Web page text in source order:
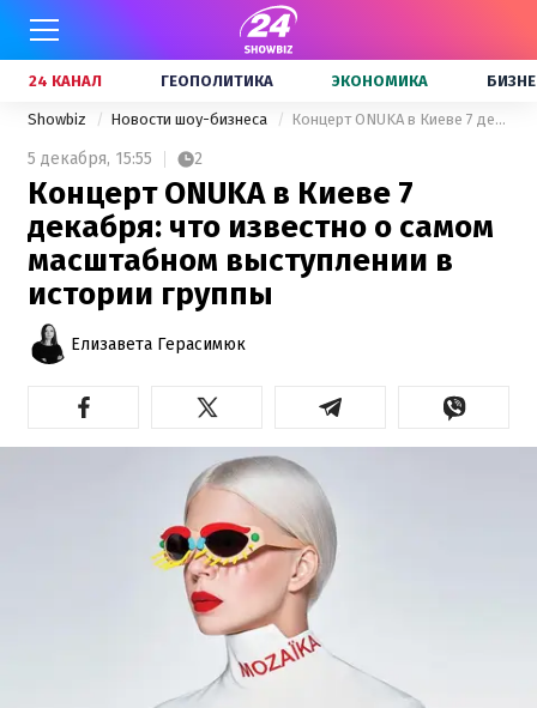
24 КАНАЛ ГЕОПОЛИТИКА ЭКОНОМИКА
Showbiz Новости шоу-бизнеса Концерт ONUKA в Киеве 7 декабря: что известно о самом масштабном выступлении в истории группы
5 декабря, 15:55 2
Концерт ONUKA в Киеве 7
декабря: что известно о самом
масштабном выступлении в
истории группы
Елизавета Герасимюк